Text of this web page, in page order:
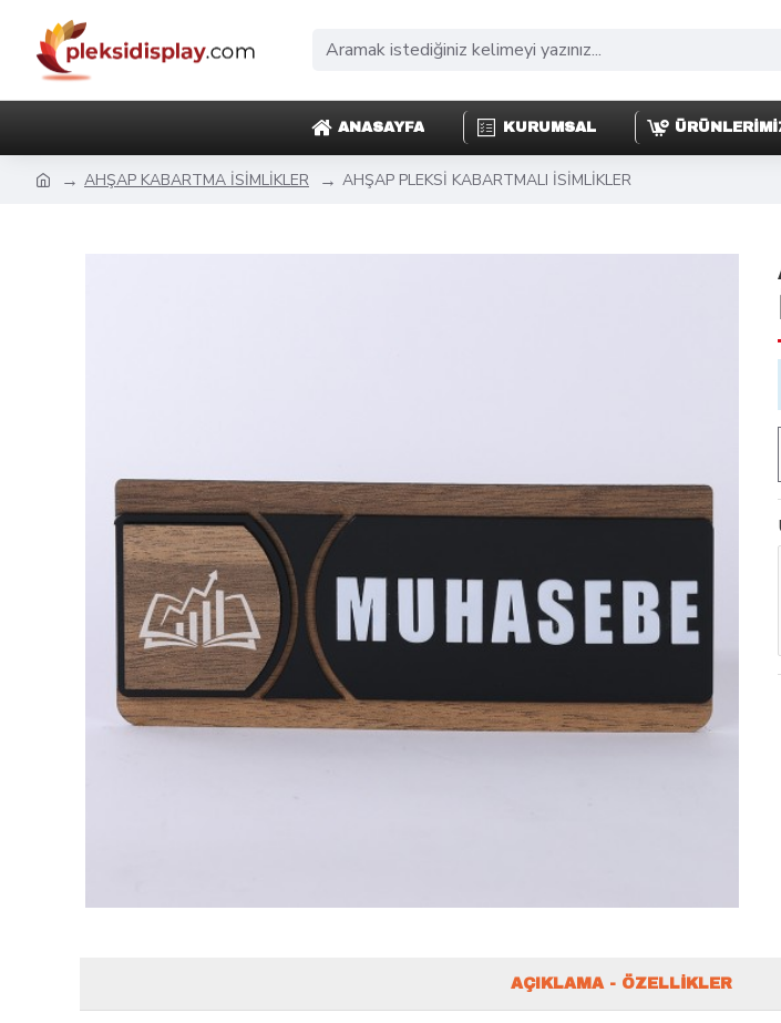
ANASAYFA KURUMSAL
AHŞAP KABARTMA İSİMLİKLER AHŞAP PLEKSİ KABARTMALI İSİMLİKLER
AÇIKLAMA - ÖZELLIKLER